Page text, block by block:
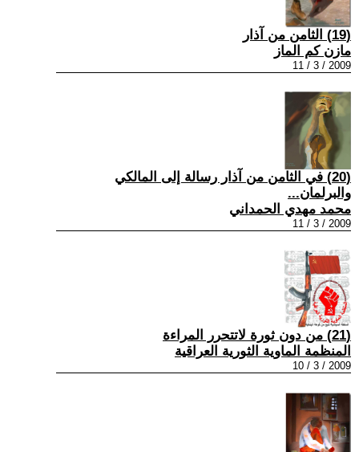
(19) الثامن من آذار
مازن كم الماز
2009 / 3 / 11
(20) في الثامن من آذار رسالة إلى المالكي
والبرلمان...
محمد مهدي الحمداني
2009 / 3 / 11
(21) من دون ثورة لاتتحرر المراءة
المنظمة الماوية الثورية العراقية
2009 / 3 / 10